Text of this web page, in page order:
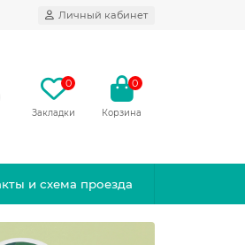
Личный кабинет
0
Закладки
0
Корзина
и схема проезда